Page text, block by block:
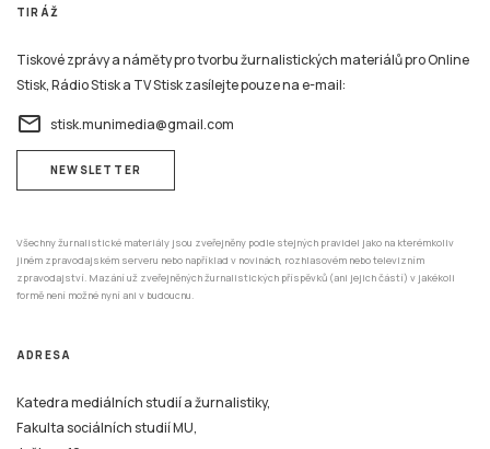
TIRÁŽ
Tiskové zprávy a náměty pro tvorbu žurnalistických materiálů pro Online
Stisk, Rádio Stisk a TV Stisk zasílejte pouze na e-mail:
email stisk.munimedia@gmail.com
NEWSLETTER
Všechny žurnalistické materiály jsou zveřejněny podle stejných pravidel jako na kterémkoliv
jiném zpravodajském serveru nebo například v novinách, rozhlasovém nebo televizním
zpravodajství. Mazání už zveřejněných žurnalistických příspěvků (ani jejich částí) v jakékoli
formě není možné nyní ani v budoucnu.
ADRESA
Katedra mediálních studií a žurnalistiky,
Fakulta sociálních studií MU,